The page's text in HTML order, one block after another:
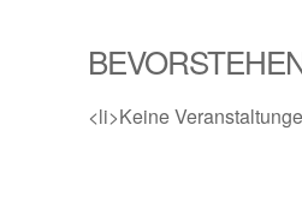
<li>Keine